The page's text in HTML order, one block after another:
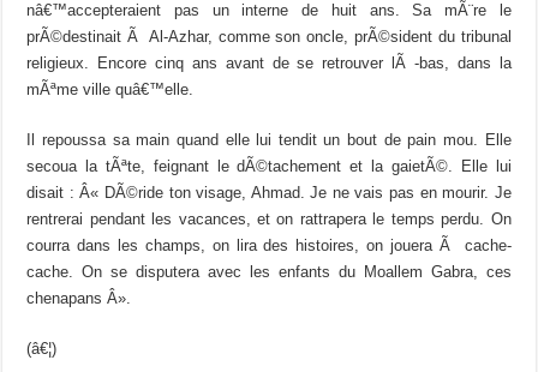
nâ€™accepteraient pas un interne de huit ans. Sa mÃ¨re le
prÃ©destinait Ã Al-Azhar, comme son oncle, prÃ©sident du tribunal
religieux. Encore cinq ans avant de se retrouver lÃ -bas, dans la
mÃªme ville quâ€™elle.
Il repoussa sa main quand elle lui tendit un bout de pain mou. Elle
secoua la tÃªte, feignant le dÃ©tachement et la gaietÃ©. Elle lui
disait : Â« DÃ©ride ton visage, Ahmad. Je ne vais pas en mourir. Je
rentrerai pendant les vacances, et on rattrapera le temps perdu. On
courra dans les champs, on lira des histoires, on jouera Ã cache-
cache. On se disputera avec les enfants du Moallem Gabra, ces
chenapans Â».
(â€¦)